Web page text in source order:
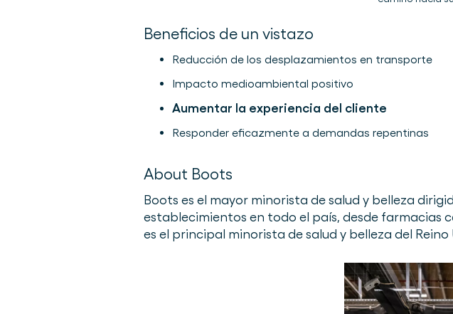
Beneficios de un vistazo
Reducción de los desplazamientos en transporte
Impacto medioambiental positivo
Aumentar la experiencia del cliente
Responder eficazmente a demandas repentinas
About Boots
Boots es el mayor minorista de salud y belleza
establecimientos en todo el país, desde farmacias
es el principal minorista de salud y belleza del Reino